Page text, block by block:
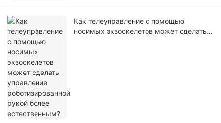
Как телеуправление с помощью
носимых экзоскелетов может сделать